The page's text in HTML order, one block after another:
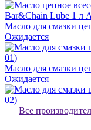
Масло для смазки
Ожидается
Масло для смазки
Ожидается
Все